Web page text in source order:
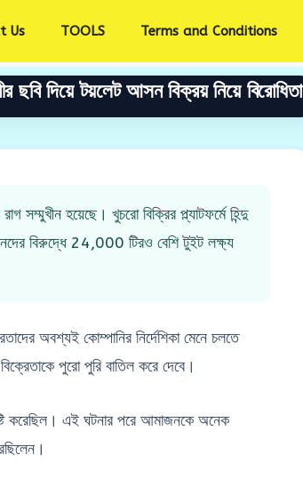
Us TOOLS Terms and Conditions
ছবি দিয়ে টয়লেট আসন বিক্রয় নিয়ে বিরোধিতা
সম্মুখীন হয়েছে। খুচরো বিক্রির প্ল্যাটফর্মে হিন্দু
বিরুদ্ধে 24,000 টিরও বেশি টুইট লক্ষ্য
অবশ্যই কোম্পানির নির্দেশিকা মেনে চলতে
পুরো পুরি বাতিল করে দেবে।
করেছিল। এই ঘটনার পরে আমাজনকে অনেক